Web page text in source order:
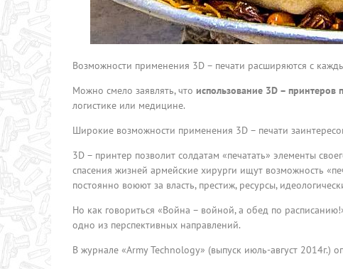
Возможности применения 3D – печати расширяются с
Можно смело заявлять, что использование 3D – принтеров
логистике или медицине.
Широкие возможности применения 3D – печати
3D – принтер позволит солдатам «печатать» элементы
спасения жизней армейские хирурги ищут возможность
постоянно воюют за власть, престиж, ресурсы,
Но как говориться «Война – войной, а обед по
одно из перспективных направлений.
В журнале «Army Technology» (выпуск июль-август 2014г.)